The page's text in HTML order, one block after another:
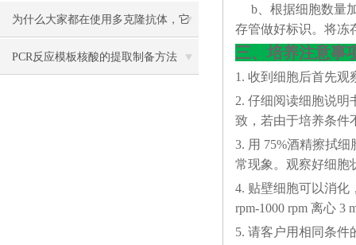
为什么大家都在使用多克隆抗体，它
有什么优点？
PCR反应模板核酸的提取制备方法
b、根据细胞数量加
存管做好标识。将冻
三、培养注意事
1. 收到细胞后首先
2. 仔细阅读细胞说
致，若由于培养条件
3. 用 75%酒精擦拭
常现象。观察好细胞
4. 贴壁细胞可以消化
rpm-1000 rpm 离心
5. 请客户用相同条件